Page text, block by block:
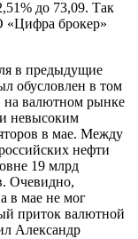
до 73,09. Так
брокер»
в предыдущие
обусловлен в том
на валютном рынке
невысоким
в мае. Между
нефти
19 млрд
Очевидно,
в мае не мог
приток валютной
Александр